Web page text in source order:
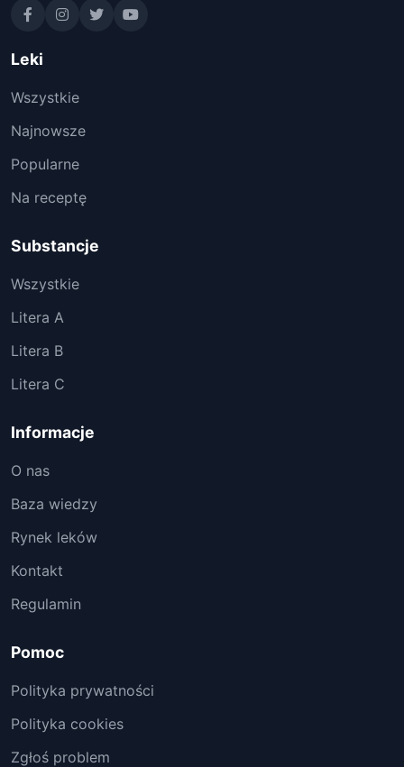
Leki
Wszystkie
Najnowsze
Popularne
Na receptę
Substancje
Wszystkie
Litera A
Litera B
Litera C
Informacje
O nas
Baza wiedzy
Rynek leków
Kontakt
Regulamin
Pomoc
Polityka prywatności
Polityka cookies
Zgłoś problem